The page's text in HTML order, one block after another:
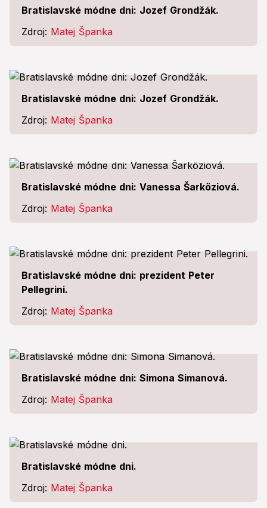
Bratislavské módne dni: Jozef Grondžák.
Zdroj: Matej Španka
Bratislavské módne dni: Jozef Grondžák.
Zdroj: Matej Španka
Bratislavské módne dni: Vanessa Šarköziová.
Zdroj: Matej Španka
Bratislavské módne dni: prezident Peter
Pellegrini.
Zdroj: Matej Španka
Bratislavské módne dni: Simona Simanová.
Zdroj: Matej Španka
Bratislavské módne dni.
Zdroj: Matej Španka